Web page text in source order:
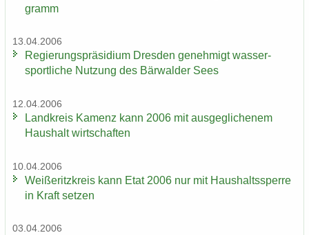
gramm
13.04.2006
Re­gie­rungs­prä­si­di­um Dres­den ge­neh­migt was­ser­
sport­li­che Nut­zung des Bär­wal­der Sees
12.04.2006
Land­kreis Ka­menz kann 2006 mit aus­ge­gli­che­nem
Haus­halt wirt­schaf­ten
10.04.2006
Wei­ße­ritz­kreis kann Etat 2006 nur mit Haus­halts­sper­re
in Kraft set­zen
03.04.2006